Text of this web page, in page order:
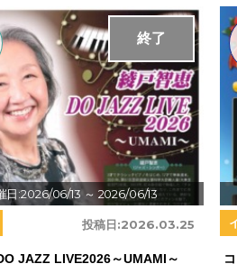
日:2026/06/13 ～ 2026/06/13
終了
投稿日:2026.03.25
JAZZ LIVE2026～UMAMI～